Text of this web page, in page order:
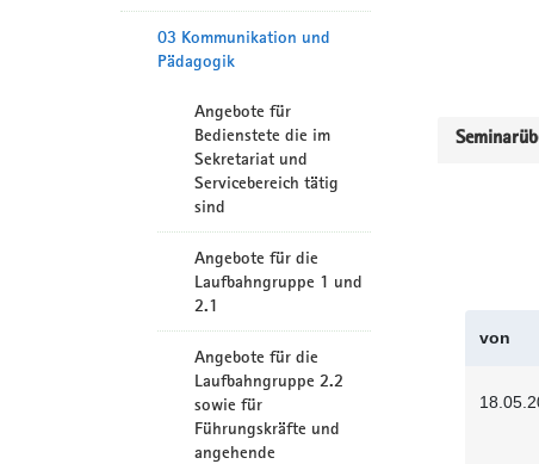
03 Kommunikation und
Pädagogik
Angebote für
Bedienstete die im
Sekretariat und
Servicebereich tätig
sind
Angebote für die
Laufbahngruppe 1 und
2.1
Angebote für die
Laufbahngruppe 2.2
sowie für
Führungskräfte und
angehende
von